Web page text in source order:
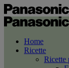
Home
Ricette
Ricette